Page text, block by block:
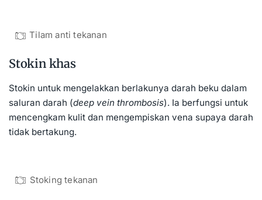
Tilam anti tekanan
Stokin khas
Stokin untuk mengelakkan berlakunya darah beku dalam
saluran darah (deep vein thrombosis). Ia berfungsi untuk
mencengkam kulit dan mengempiskan vena supaya darah
tidak bertakung.
Stoking tekanan